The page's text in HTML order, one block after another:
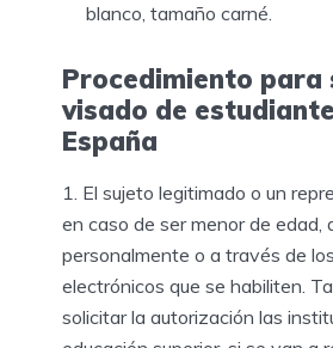
blanco, tamaño carné.
Procedimiento para
visado de
España
El sujeto legitimado o un
en caso de ser menor de edad,
personalmente o a través de
electrónicos que se habiliten.
solicitar la autorización las